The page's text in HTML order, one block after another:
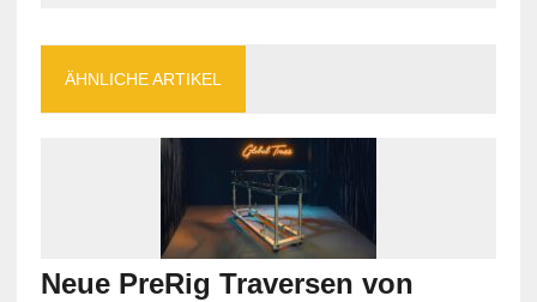
ÄHNLICHE ARTIKEL
Neue PreRig Traversen von